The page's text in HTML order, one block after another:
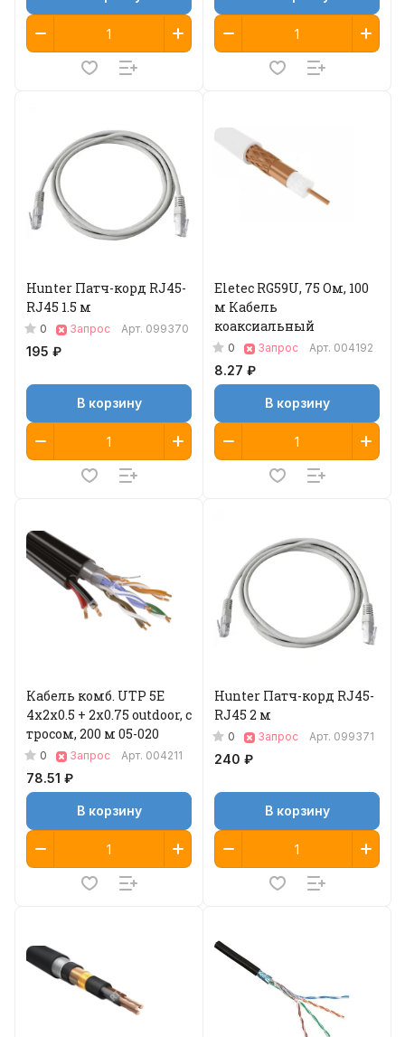
Hunter Патч-корд RJ45-
RJ45 1.5 м
0 Запрос Арт. 099370
195 ₽
В корзину
Eletec RG59U, 75 Ом, 100
м Кабель
коаксиальный
0 Запрос Арт. 004192
8.27 ₽
В корзину
Кабель комб. UTP 5E
4x2x0.5 + 2x0.75 outdoor, с
тросом, 200 м 05-020
0 Запрос Арт. 004211
78.51 ₽
В корзину
Hunter Патч-корд RJ45-
RJ45 2 м
0 Запрос Арт. 099371
240 ₽
В корзину